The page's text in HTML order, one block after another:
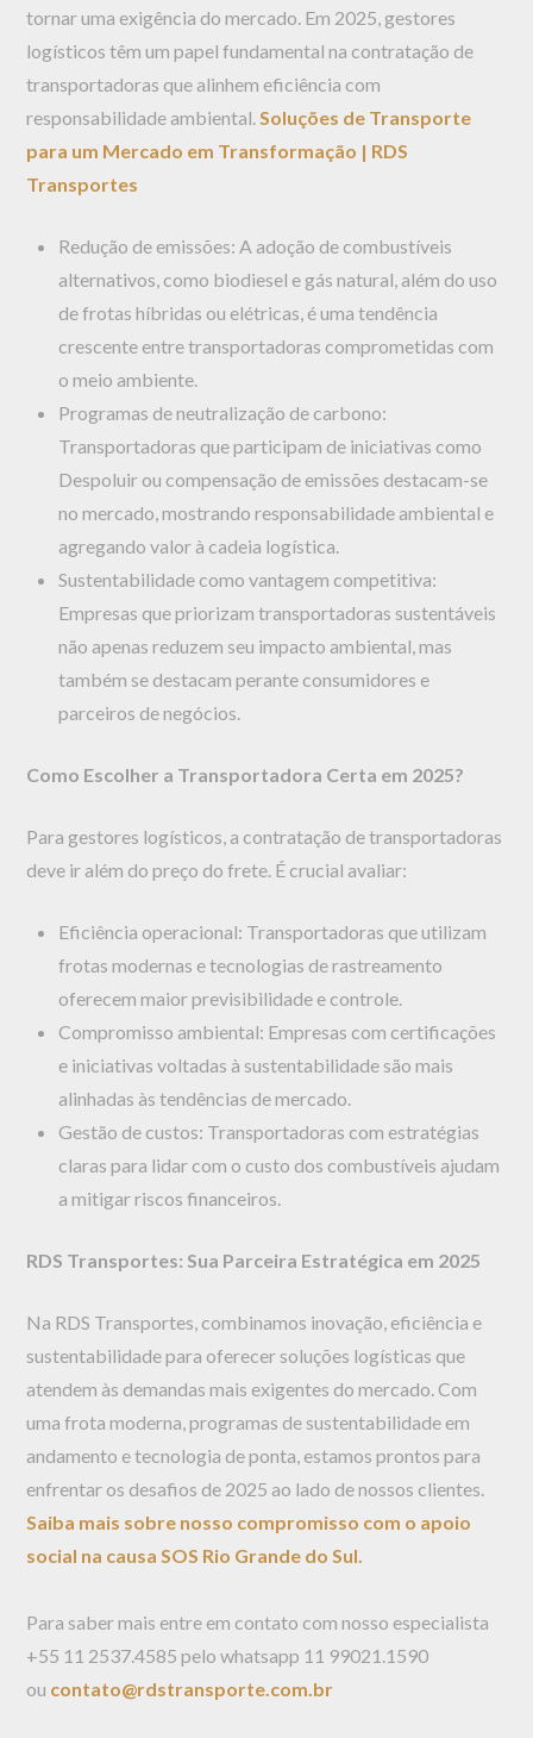
tornar uma exigência do mercado. Em 2025, gestores
logísticos têm um papel fundamental na contratação de
transportadoras que alinhem eficiência com
responsabilidade ambiental.Soluções de Transporte
para um Mercado em Transformação | RDS
Transportes
Redução de emissões: A adoção de combustíveis
alternativos, como biodiesel e gás natural, além do uso
de frotas híbridas ou elétricas, é uma tendência
crescente entre transportadoras comprometidas com
o meio ambiente.
Programas de neutralização de carbono:
Transportadoras que participam de iniciativas como
Despoluir ou compensação de emissões destacam-se
no mercado, mostrando responsabilidade ambiental e
agregando valor à cadeia logística.
Sustentabilidade como vantagem competitiva:
Empresas que priorizam transportadoras sustentáveis
não apenas reduzem seu impacto ambiental, mas
também se destacam perante consumidores e
parceiros de negócios.
Como Escolher a Transportadora Certa em 2025?
Para gestores logísticos, a contratação de transportadoras
deve ir além do preço do frete. É crucial avaliar:
Eficiência operacional: Transportadoras que utilizam
frotas modernas e tecnologias de rastreamento
oferecem maior previsibilidade e controle.
Compromisso ambiental: Empresas com certificações
e iniciativas voltadas à sustentabilidade são mais
alinhadas às tendências de mercado.
Gestão de custos: Transportadoras com estratégias
claras para lidar com o custo dos combustíveis ajudam
a mitigar riscos financeiros.
RDS Transportes: Sua Parceira Estratégica em 2025
Na RDS Transportes, combinamos inovação, eficiência e
sustentabilidade para oferecer soluções logísticas que
atendem às demandas mais exigentes do mercado. Com
uma frota moderna, programas de sustentabilidade em
andamento e tecnologia de ponta, estamos prontos para
enfrentar os desafios de 2025 ao lado de nossos clientes.
Saiba mais sobre nosso compromisso com o apoio
social na causa SOS Rio Grande do Sul.
Para saber mais entre em contato com nosso especialista
+55 11 2537.4585 pelo whatsapp 11 99021.1590
ou contato@rdstransporte.com.br